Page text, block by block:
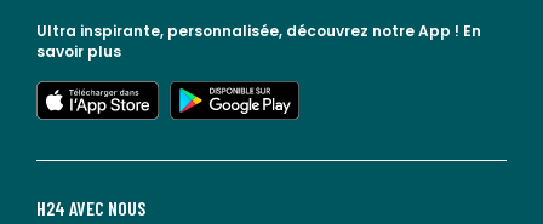
H24 AVEC NOUS
Ultra inspirante, personnalisée, découvrez notre App ! En
savoir plus
lien vers l'app store
lien vers google play